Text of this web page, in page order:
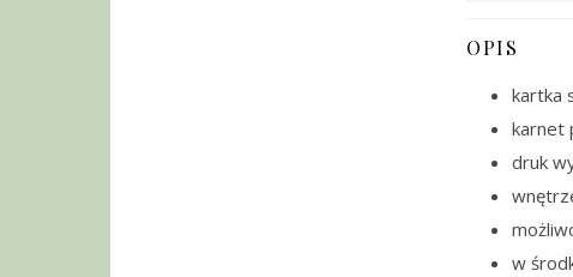
OPIS
kartka
karnet
druk
w